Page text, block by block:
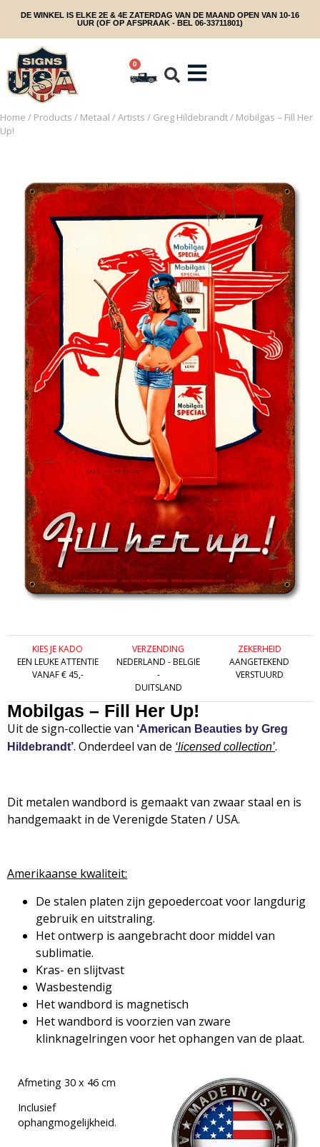
DE WINKEL IS ELKE 2E & 4E ZATERDAG VAN DE MAAND OPEN VAN 10-16
UUR (OF OP AFSPRAAK - BEL 06-33711801)
0
Home / Products / Metaal /Artists / Greg Hildebrandt/ Mobilgas – Fill Her
Up!
KIES JE KADO
EEN LEUKE ATTENTIE
VANAF € 45,-
VERZENDING
NEDERLAND - BELGIE
-
DUITSLAND
ZEKERHEID
AANGETEKEND
VERSTUURD
Mobilgas – Fill Her Up!
Uit de sign-collectie van ‘American Beauties by Greg
Hildebrandt’. Onderdeel van de ‘licensed collection’.
Dit metalen wandbord is gemaakt van zwaar staal en is
handgemaakt in de Verenigde Staten / USA.
Amerikaanse kwaliteit:
De stalen platen zijn gepoedercoat voor langdurig
gebruik en uitstraling.
Het ontwerp is aangebracht door middel van
sublimatie.
Kras- en slijtvast
Wasbestendig
Het wandbord is magnetisch
Het wandbord is voorzien van zware
klinknagelringen voor het ophangen van de plaat.
Afmeting 30 x 46 cm
Inclusief
ophangmogelijkheid.